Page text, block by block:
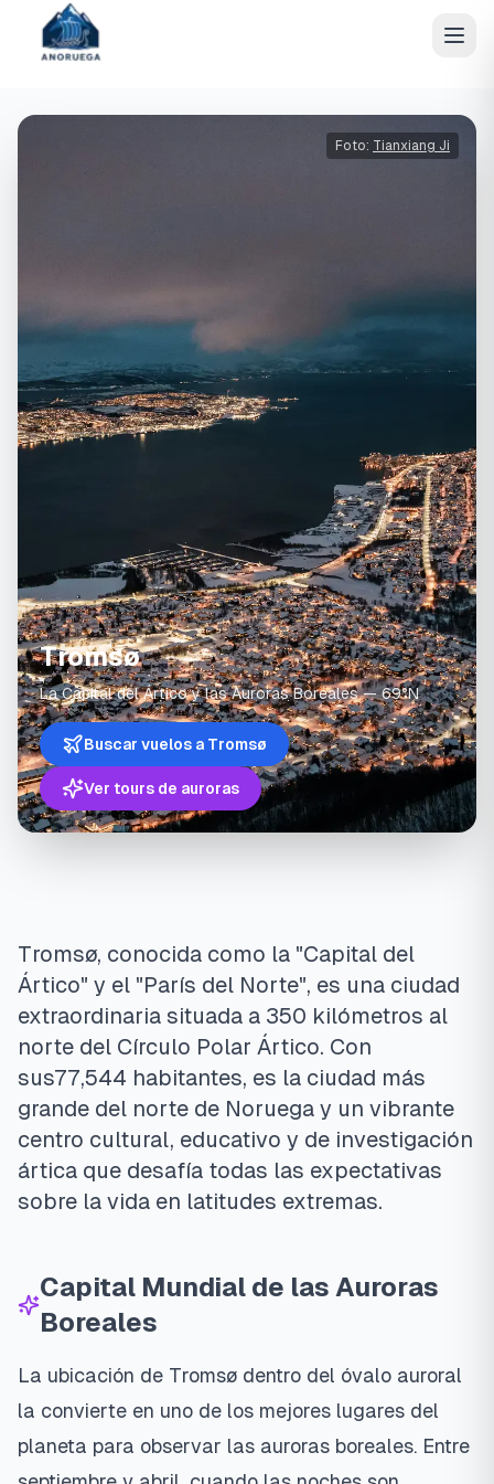
Foto: Tianxiang Ji
Tromsø
La Capital del Ártico y las Auroras Boreales — 69°N
Buscar vuelos a Tromsø
Ver tours de auroras
Tromsø, conocida como la "Capital del
Ártico" y el "París del Norte", es una ciudad
extraordinaria situada a 350 kilómetros al
norte del Círculo Polar Ártico. Con
sus77,544 habitantes, es la ciudad más
grande del norte de Noruega y un vibrante
centro cultural, educativo y de investigación
ártica que desafía todas las expectativas
sobre la vida en latitudes extremas.
Capital Mundial de las Auroras
Boreales
La ubicación de Tromsø dentro del óvalo auroral
la convierte en uno de los mejores lugares del
planeta para observar las auroras boreales. Entre